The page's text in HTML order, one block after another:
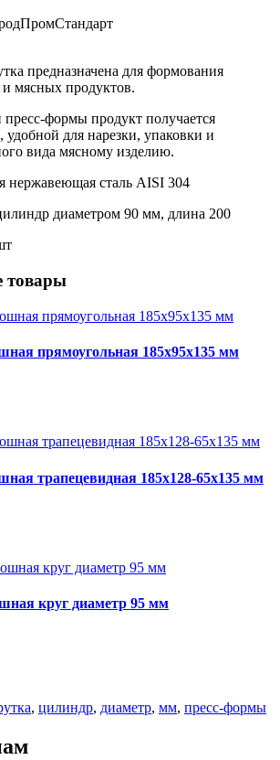
предназначена для формования
мясных продуктов.
формы продукт получается
для нарезки, упаковки и
вида мясному изделию.
нержавеющая сталь AISI 304
диаметром 90 мм, длина 200
товары
прямоугольная 185х95х135 мм
трапецевидная 185х128-65х135 мм
круг диаметр 95 мм
, цилиндр, диаметр, мм, пресс-формы